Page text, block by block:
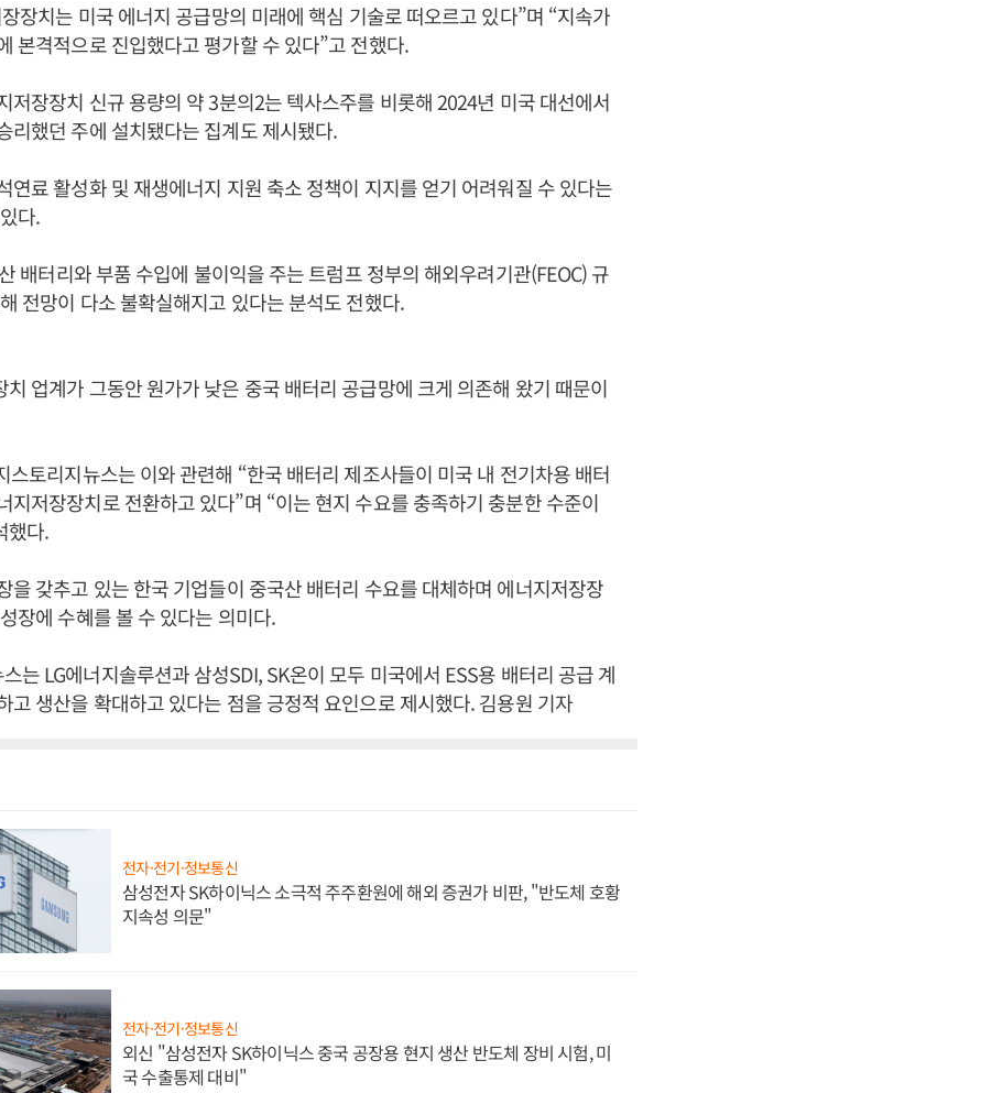
장치는 미국 에너지 공급망의 미래에 핵심 기술로 떠오르고 있다”며 “지속가
본격적으로 진입했다고 평가할 수 있다”고 전했다.
저장장치 신규 용량의 약 3분의2는 텍사스주를 비롯해 2024년 미국 대선에서
리했던 주에 설치됐다는 집계도 제시됐다.
연료 활성화 및 재생에너지 지원 축소 정책이 지지를 얻기 어려워질 수 있다는
다.
배터리와 부품 수입에 불이익을 주는 트럼프 정부의 해외우려기관(FEOC) 규
전망이 다소 불확실해지고 있다는 분석도 전했다.
치 업계가 그동안 원가가 낮은 중국 배터리 공급망에 크게 의존해 왔기 때문이
스토리지뉴스는 이와 관련해 “한국 배터리 제조사들이 미국 내 전기차용 배터
지저장장치로 전환하고 있다”며 “이는 현지 수요를 충족하기 충분한 수준이
했다.
을 갖추고 있는 한국 기업들이 중국산 배터리 수요를 대체하며 에너지저장장
장에 수혜를 볼 수 있다는 의미다.
는 LG에너지솔루션과 삼성SDI, SK온이 모두 미국에서 ESS용 배터리 공급 계
고 생산을 확대하고 있다는 점을 긍정적 요인으로 제시했다. 김용원 기자
전자·전기·정보통신
삼성전자 SK하이닉스 소극적 주주환원에 해외 증권가 비판, "반도체 호황
지속성 의문"
전자·전기·정보통신
외신 "삼성전자 SK하이닉스 중국 공장용 현지 생산 반도체 장비 시험, 미
국 수출통제 대비"